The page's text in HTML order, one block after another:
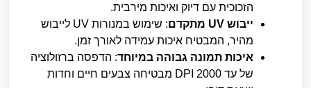
הזכוכית עם דיוק ואיכות מירבית.
ייבוש UV מתקדם
: שימוש במנורות UV לייבוש
מהיר, המבטיח איכות עמידה לאורך זמן.
איכות תמונה גבוהה במיוחד: הדפסה ברזולוציה
של עד 2000 DPI מבטיחה צבעים חיים וחדות